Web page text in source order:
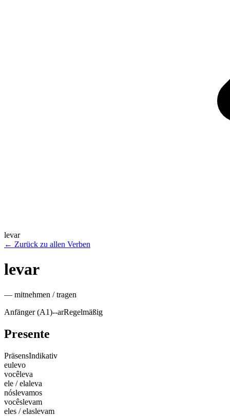
levar
← Zurück zu allen Verben
levar
— mitnehmen / tragen
Anfänger (A1)--arRegelmäßig
Presente
PräsensIndikativ
eulevo
vocêleva
ele / elaleva
nóslevamos
vocêslevam
eles / elaslevam